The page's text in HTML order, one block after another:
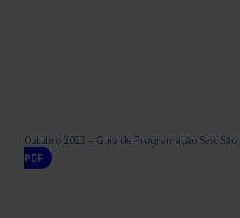
Outubro 2023 – Guia de Programação Sesc São
PDF